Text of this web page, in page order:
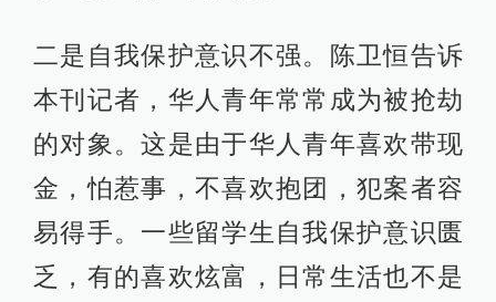
二是自我保护意识不强。陈卫恒告诉
本刊记者，华人青年常常成为被抢劫
的对象。这是由于华人青年喜欢带现
金，怕惹事，不喜欢抱团，犯案者容
易得手。一些留学生自我保护意识匮
乏，有的喜欢炫富，日常生活也不是